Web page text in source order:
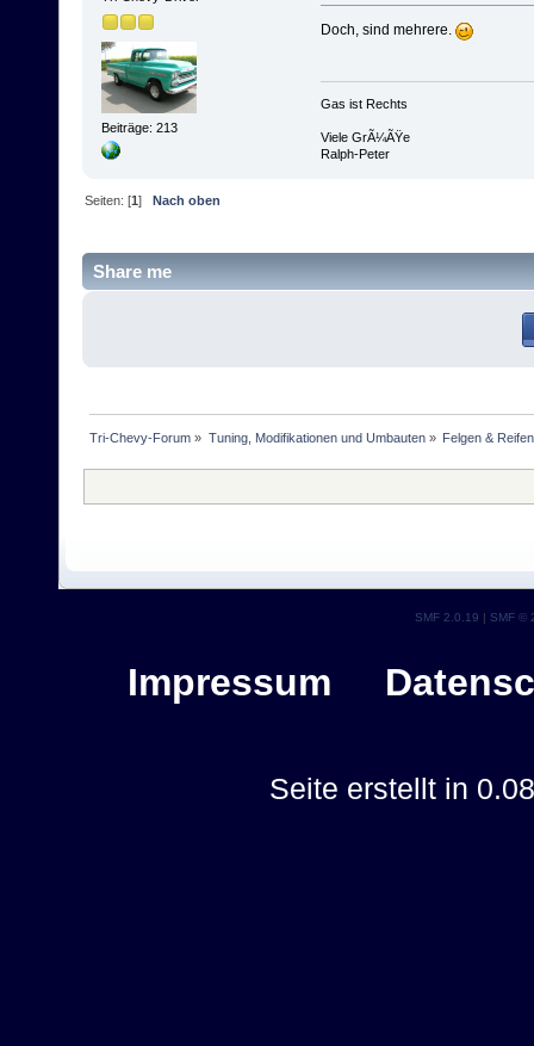
Beiträge: 213
Doch, sind mehrere.
Gas ist Rechts
Viele GrÃ¼ÃŸe
Ralph-Peter
Seiten: [1]Nach oben
Share me
Tri-Chevy-Forum » Tuning, Modifikationen und Umbauten» Felgen & Reifen
SMF 2.0.19 | SMF ©
Impressum
Seite erstellt in